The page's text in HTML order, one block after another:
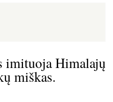
imituoja Himalajų
miškas.